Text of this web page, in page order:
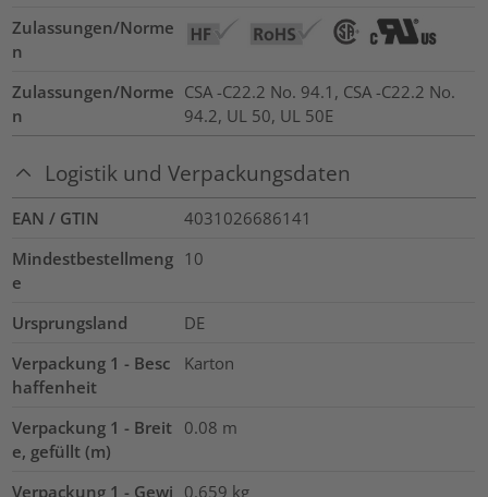
Zulassungen/Norme
n
Zulassungen/Norme
n
CSA -C22.2 No. 94.1, CSA -C22.2 No.
94.2, UL 50, UL 50E
Logistik und Verpackungsdaten
EAN / GTIN
4031026686141
Mindestbestellmeng
e
10
Ursprungsland
DE
Verpackung 1 - Besc
haffenheit
Karton
Verpackung 1 - Breit
e, gefüllt (m)
0.08 m
Verpackung 1 - Gewi 0.659 kg